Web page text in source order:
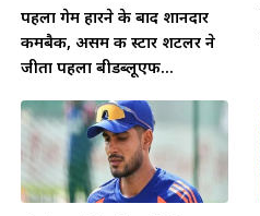
पहला गेम हारने के बाद शानदार
कमबैक, असम की स्टार शटलर ने
जीता पहला बीडब्लूएफ...